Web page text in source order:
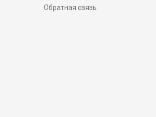
Обратная связь